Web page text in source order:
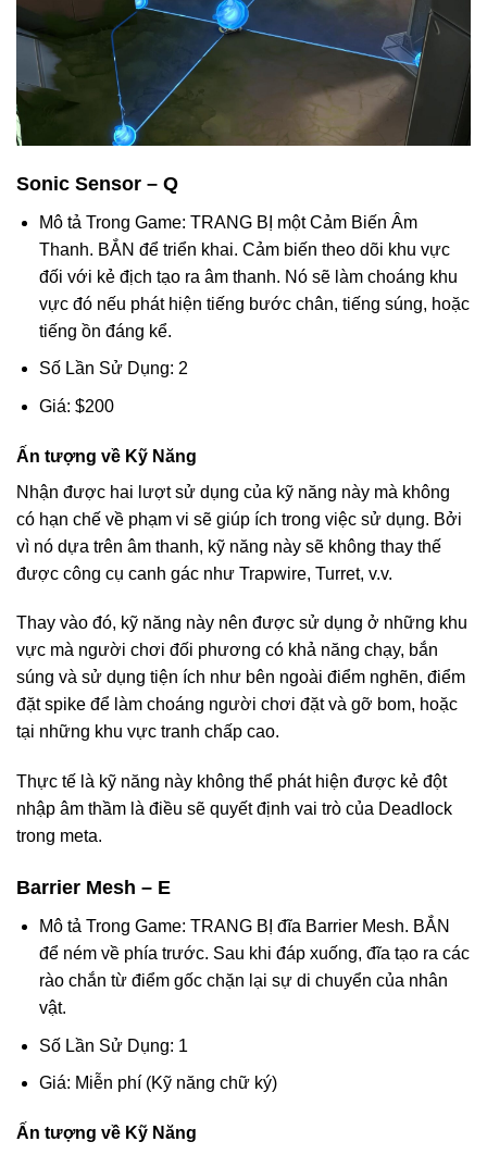
Sonic Sensor – Q
Mô tả Trong Game: TRANG BỊ một Cảm Biến Âm
Thanh. BẮN để triển khai. Cảm biến theo dõi khu vực
đối với kẻ địch tạo ra âm thanh. Nó sẽ làm choáng khu
vực đó nếu phát hiện tiếng bước chân, tiếng súng, hoặc
tiếng ồn đáng kể.
Số Lần Sử Dụng: 2
Giá: $200
Ấn tượng về Kỹ Năng
Nhận được hai lượt sử dụng của kỹ năng này mà không
có hạn chế về phạm vi sẽ giúp ích trong việc sử dụng. Bởi
vì nó dựa trên âm thanh, kỹ năng này sẽ không thay thế
được công cụ canh gác như Trapwire, Turret, v.v.
Thay vào đó, kỹ năng này nên được sử dụng ở những khu
vực mà người chơi đối phương có khả năng chạy, bắn
súng và sử dụng tiện ích như bên ngoài điểm nghẽn, điểm
đặt spike để làm choáng người chơi đặt và gỡ bom, hoặc
tại những khu vực tranh chấp cao.
Thực tế là kỹ năng này không thể phát hiện được kẻ đột
nhập âm thầm là điều sẽ quyết định vai trò của Deadlock
trong meta.
Barrier Mesh – E
Mô tả Trong Game: TRANG BỊ đĩa Barrier Mesh. BẮN
để ném về phía trước. Sau khi đáp xuống, đĩa tạo ra các
rào chắn từ điểm gốc chặn lại sự di chuyển của nhân
vật.
Số Lần Sử Dụng: 1
Giá: Miễn phí (Kỹ năng chữ ký)
Ấn tượng về Kỹ Năng